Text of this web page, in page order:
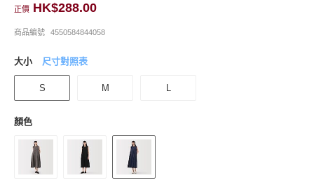
正價 HK$288.00
商品編號 4550584844058
大小 尺寸對照表
S M L
顏色